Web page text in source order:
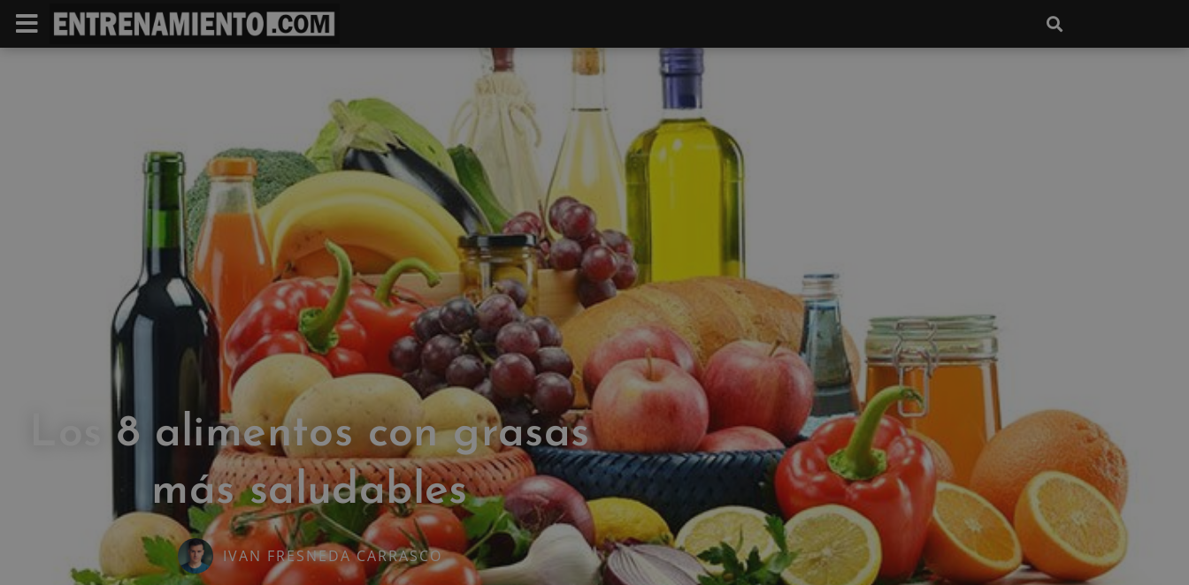
Los 8 alimentos con grasas
más saludables
IVAN FRESNEDA CARRASCO